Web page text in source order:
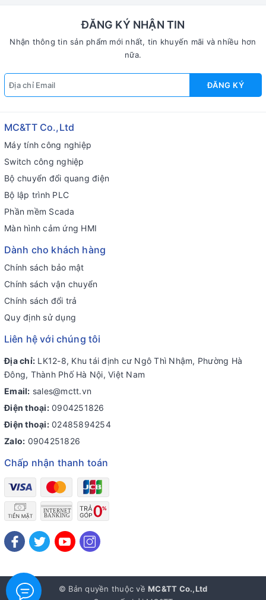
ĐĂNG KÝ NHẬN TIN
Nhận thông tin sản phẩm mới nhất, tin khuyến mãi và nhiều hơn
nữa.
ĐĂNG KÝ
MC&TT Co.,Ltd
Máy tính công nghiệp
Switch công nghiệp
Bộ chuyển đổi quang điện
Bộ lập trình PLC
Phần mềm Scada
Màn hình cảm ứng HMI
Dành cho khách hàng
Chính sách bảo mật
Chính sách vận chuyển
Chính sách đổi trả
Quy định sử dụng
Liên hệ với chúng tôi
Địa chỉ: LK12-8, Khu tái định cư Ngô Thì Nhậm, Phường Hà
Đông, Thành Phố Hà Nội, Việt Nam
Email: sales@mctt.vn
Điện thoại: 0904251826
Điện thoại: 02485894254
Zalo: 0904251826
Chấp nhận thanh toán
© Bản quyền thuộc về MC&TT Co.,Ltd